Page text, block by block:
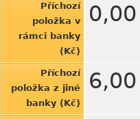
Příchozí
položka v
rámci banky
(Kč)
0,00
Příchozí
položka z jiné
banky (Kč)
6,00